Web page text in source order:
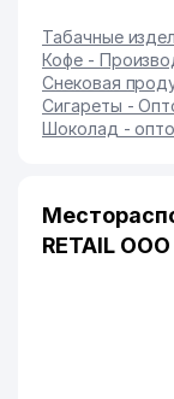
Табачные
Кофе -
Снековая
Сигареты -
Шоколад -
RETAIL